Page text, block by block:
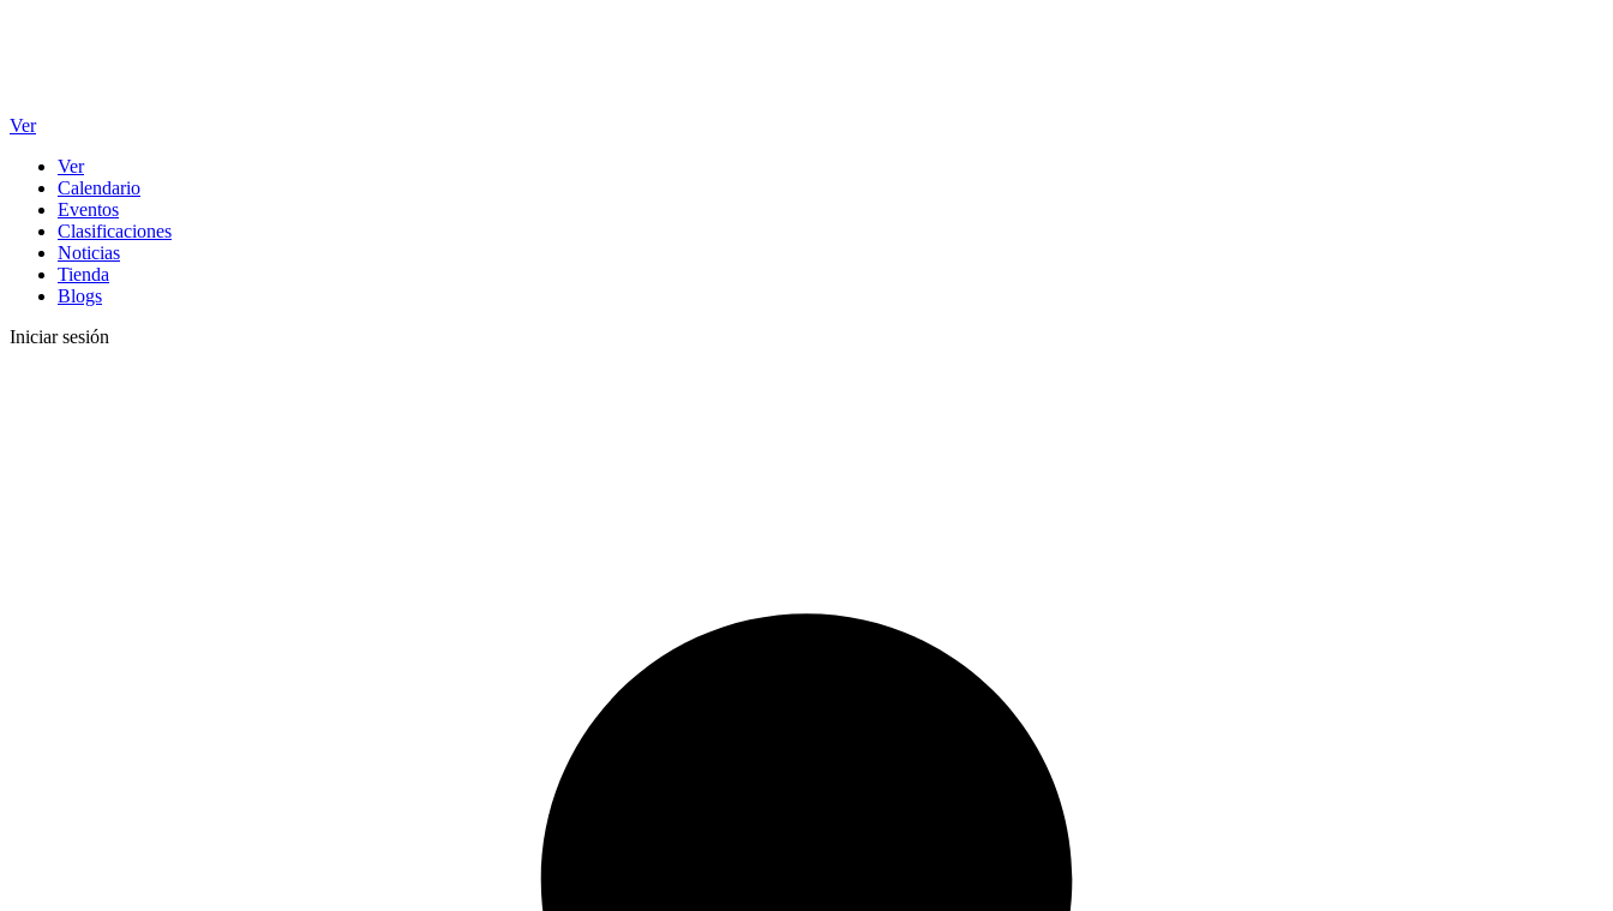
Ver
Ver
Calendario
Eventos
Clasificaciones
Noticias
Tienda
Blogs
Iniciar sesión